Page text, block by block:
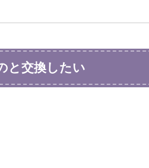
と交換したい